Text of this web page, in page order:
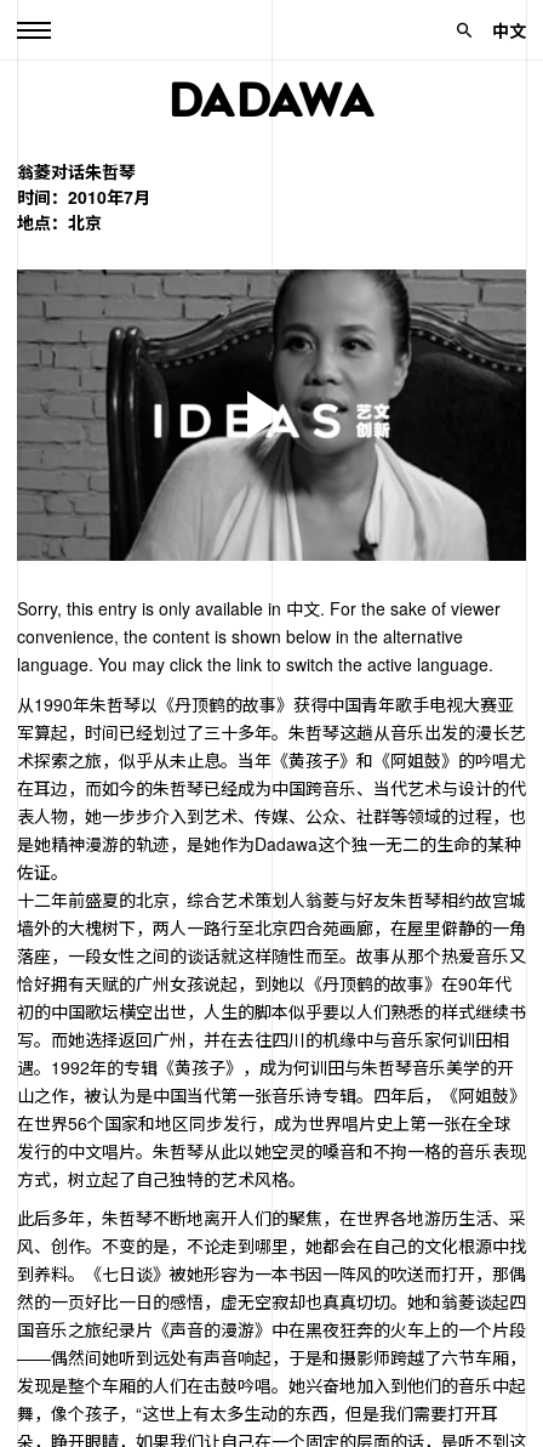
中文
DADAWA
翁菱对话朱哲琴
时间：2010年7月
地点：北京
Sorry, this entry is only available in 中文. For the sake of viewer
convenience, the content is shown below in the alternative
language. You may click the link to switch the active language.
从1990年朱哲琴以《丹顶鹤的故事》获得中国青年歌手电视大赛亚
军算起，时间已经划过了三十多年。朱哲琴这趟从音乐出发的漫长艺
术探索之旅，似乎从未止息。当年《黄孩子》和《阿姐鼓》的吟唱尤
在耳边，而如今的朱哲琴已经成为中国跨音乐、当代艺术与设计的代
表人物，她一步步介入到艺术、传媒、公众、社群等领域的过程，也
是她精神漫游的轨迹，是她作为Dadawa这个独一无二的生命的某种
佐证。
十二年前盛夏的北京，综合艺术策划人翁菱与好友朱哲琴相约故宫城
墙外的大槐树下，两人一路行至北京四合苑画廊，在屋里僻静的一角
落座，一段女性之间的谈话就这样随性而至。故事从那个热爱音乐又
恰好拥有天赋的广州女孩说起，到她以《丹顶鹤的故事》在90年代
初的中国歌坛横空出世，人生的脚本似乎要以人们熟悉的样式继续书
写。而她选择返回广州，并在去往四川的机缘中与音乐家何训田相
遇。1992年的专辑《黄孩子》，成为何训田与朱哲琴音乐美学的开
山之作，被认为是中国当代第一张音乐诗专辑。四年后，《阿姐鼓》
在世界56个国家和地区同步发行，成为世界唱片史上第一张在全球
发行的中文唱片。朱哲琴从此以她空灵的嗓音和不拘一格的音乐表现
方式，树立起了自己独特的艺术风格。
此后多年，朱哲琴不断地离开人们的聚焦，在世界各地游历生活、采
风、创作。不变的是，不论走到哪里，她都会在自己的文化根源中找
到养料。《七日谈》被她形容为一本书因一阵风的吹送而打开，那偶
然的一页好比一日的感悟，虚无空寂却也真真切切。她和翁菱谈起四
国音乐之旅纪录片《声音的漫游》中在黑夜狂奔的火车上的一个片段
——偶然间她听到远处有声音响起，于是和摄影师跨越了六节车厢，
发现是整个车厢的人们在击鼓吟唱。她兴奋地加入到他们的音乐中起
舞，像个孩子，“这世上有太多生动的东西，但是我们需要打开耳
朵，睁开眼睛，如果我们让自己在一个固定的层面的话，是听不到这